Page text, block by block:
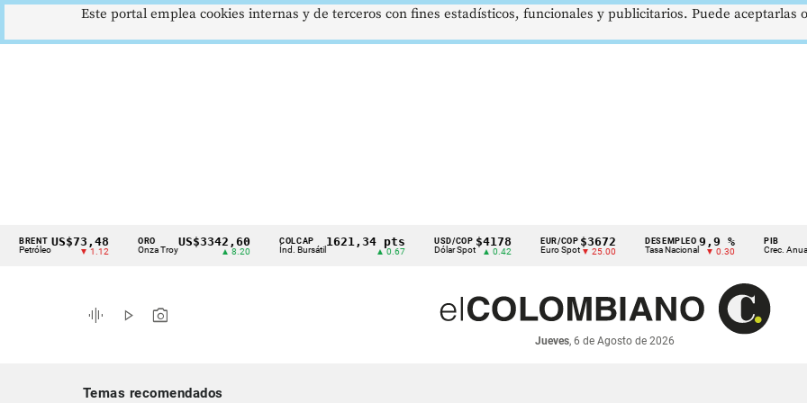
Cintillo
indicadores
económicos
US$73,48
▼ 1.12
ORO
Onza Troy
US$3342,60 COLCAP
Índ. Bursátil
1621,34 pts USD/COP
Dólar Spot
$4178
▲ 0.42
EUR/COP
Euro Spot
$3672
▼ 25.00
DESEMPLEO
Tasa Nacional
9,9 %
▼ 0.30
PIB
Crec. Anual
2,8 %
▲
graphic_eq play_arrow photo_camera
Jueves, 6 de Agosto de 2026
Temas recomendados
Este portal emplea cookies internas y de terceros con fines estadísticos, funcionales y publicitarios. Puede aceptarlas